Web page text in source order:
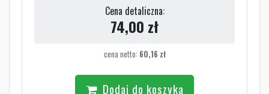
Cena detaliczna:
74,00 zł
cena netto: 60,16 zł
Dodaj do koszyka